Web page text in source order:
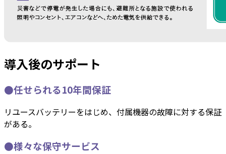
導入後のサポート
●任せられる10年間保証
リユースバッテリーをはじめ、付属機器の故障に対する保証
がある。
●様々な保守サービス